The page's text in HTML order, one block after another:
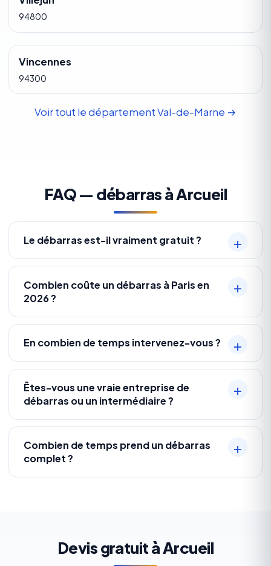
94800
Vincennes
94300
Voir tout le département Val-de-Marne →
FAQ — débarras à Arcueil
Le débarras est-il vraiment gratuit ?
Combien coûte un débarras à Paris en
2026 ?
En combien de temps intervenez-vous ?
Êtes-vous une vraie entreprise de
débarras ou un intermédiaire ?
Combien de temps prend un débarras
complet ?
Devis gratuit à Arcueil